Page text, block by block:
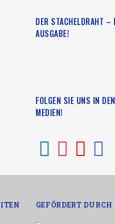
DER STACHELDRAHT –
AUSGABE!
FOLGEN SIE UNS IN
MEDIEN!
GEFÖRDERT DURCH